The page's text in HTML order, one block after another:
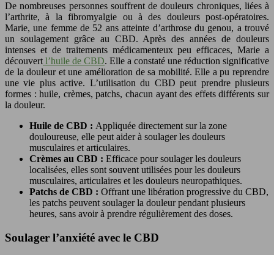
De nombreuses personnes souffrent de douleurs chroniques, liées à
l’arthrite, à la fibromyalgie ou à des douleurs post-opératoires.
Marie, une femme de 52 ans atteinte d’arthrose du genou, a trouvé
un soulagement grâce au CBD. Après des années de douleurs
intenses et de traitements médicamenteux peu efficaces, Marie a
découvertl’huile de CBD. Elle a constaté une réduction significative
de la douleur et une amélioration de sa mobilité. Elle a pu reprendre
une vie plus active. L’utilisation du CBD peut prendre plusieurs
formes : huile, crèmes, patchs, chacun ayant des effets différents sur
la douleur.
Huile de CBD : Appliquée directement sur la zone
douloureuse, elle peut aider à soulager les douleurs
musculaires et articulaires.
Crèmes au CBD : Efficace pour soulager les douleurs
localisées, elles sont souvent utilisées pour les douleurs
musculaires, articulaires et les douleurs neuropathiques.
Patchs de CBD : Offrant une libération progressive du CBD,
les patchs peuvent soulager la douleur pendant plusieurs
heures, sans avoir à prendre régulièrement des doses.
Soulager l’anxiété avec le CBD